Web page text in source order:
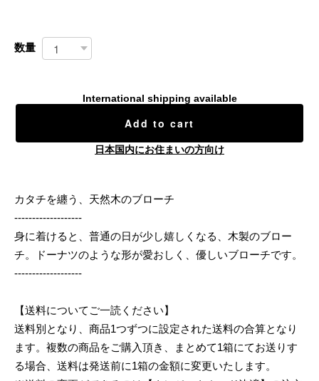
数量
International shipping available
Add to cart
日本国内にお住まいの方向け
カタチを纏う、天然木のブローチ
-------------------
身に着けると、普通の日が少し嬉しくなる、木製のブロー
チ。ドーナツのような形が愛おしく、優しいブローチです。
-------------------
【送料についてご一読ください】
送料別となり、商品1つずつに設定された送料の合算となり
ます。複数の商品をご購入頂き、まとめて1箱にてお送りす
る場合、送料は発送前に1箱の金額に変更いたします。